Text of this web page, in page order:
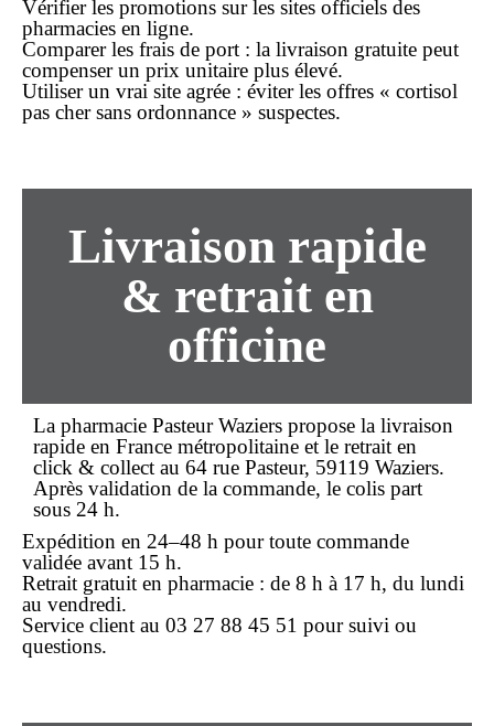
Vérifier les promotions sur les sites officiels des
pharmacies en ligne.
Comparer les frais de port : la livraison gratuite peut
compenser un prix unitaire plus élevé.
Utiliser un vrai site agrée : éviter les offres « cortisol
pas cher sans ordonnance » suspectes.
Livraison rapide
& retrait en
officine
La pharmacie Pasteur Waziers propose la livraison
rapide en France métropolitaine et le retrait en
click & collect au 64 rue Pasteur, 59119 Waziers.
Après validation de la commande, le colis part
sous 24 h.
Expédition en 24–48 h pour toute commande
validée avant 15 h.
Retrait gratuit en pharmacie : de 8 h à 17 h, du lundi
au vendredi.
Service client au 03 27 88 45 51 pour suivi ou
questions.